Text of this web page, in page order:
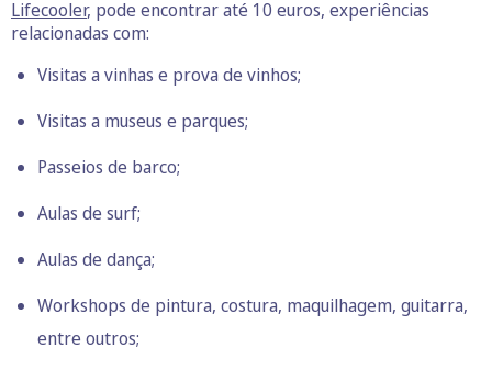
Lifecooler, pode encontrar até 10 euros, experiências
relacionadas com:
Visitas a vinhas e prova de vinhos;
Visitas a museus e parques;
Passeios de barco;
Aulas de surf;
Aulas de dança;
Workshops de pintura, costura, maquilhagem, guitarra,
entre outros;